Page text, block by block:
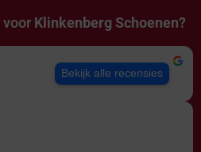
voor Klinkenberg Schoenen?
Bekijk alle recensies